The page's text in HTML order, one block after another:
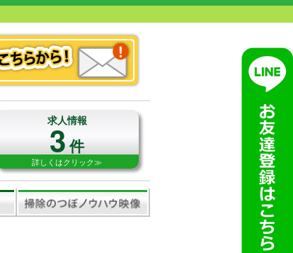
求人情報
3件
詳しくはクリック≫